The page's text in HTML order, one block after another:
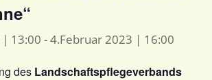
| 13:00 -4.Februar 2023 | 16:00
des Landschaftspflegeverbands